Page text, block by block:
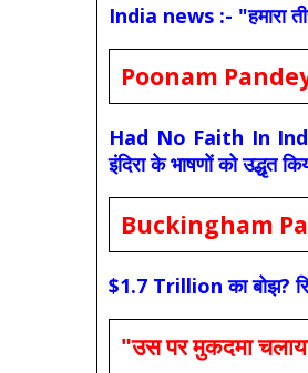
India news :- "हमारा
Poonam Pandey
Had No Faith In
इंदिरा के भाषणों को उद्धृत
Buckingham
$1.7 Trillion का बोझ?
"उस पर मुकदमा